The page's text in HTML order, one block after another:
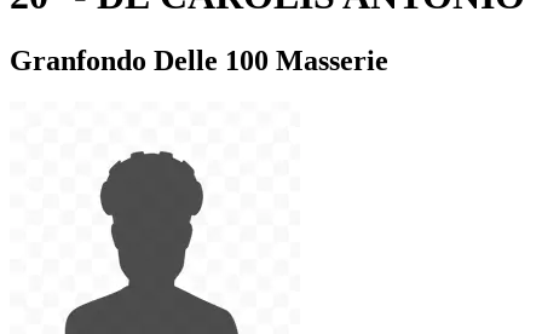
Granfondo Delle 100 Masserie